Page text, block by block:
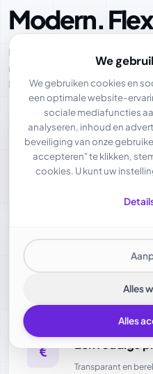
We
We gebruiken cookies en
een optimale website-
sociale mediafuncties
analyseren, inhoud en
beveiliging van onze
accepteren" te klikken,
cookies. U kunt uw
Alles
Alles
Modern.
Intercolo biedt u een krachtig
netwerktoepassingen – AVG-
berekenen.
Veilig
AVG-conforme
Betrouwbaar
Transparant en